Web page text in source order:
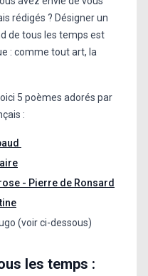
rédigés ? Désigner un
de tous les temps est
: comme tout art, la
5 poèmes adorés par
:
- Pierre de Ronsard
(voir ci-dessous)
les temps :